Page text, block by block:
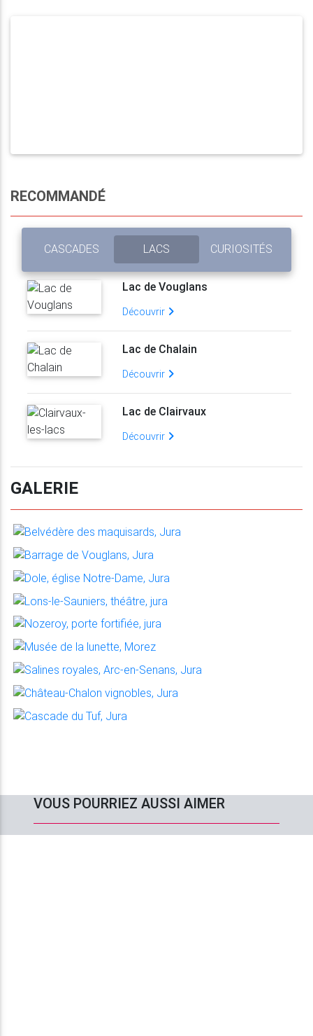
RECOMMANDÉ
CASCADES LACS CURIOSITÉS
Lac de Vouglans
Découvrir
Lac de Chalain
Découvrir
Lac de Clairvaux
Découvrir
GALERIE
VOUS POURRIEZ AUSSI AIMER